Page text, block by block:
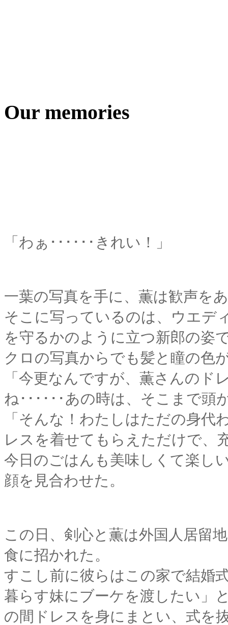
Our memories
「わぁ･･････きれい！」
一葉の写真を手に、薫は歓声を
そこに写っているのは、ウエデ
を守るかのように立つ新郎の姿
クロの写真からでも髪と瞳の色
「今更なんですが、薫さんの
ね･･････あの時は、そこまで頭
「そんな！わたしはただの身
レスを着せてもらえただけで、
今日のごはんも美味しくて楽し
顔を見合わせた。
この日、剣心と薫は外国人居留
食に招かれた。
すこし前に彼らはこの家で結婚
暮らす妹にブーケを渡したい」
の間ドレスを身にまとい、式を